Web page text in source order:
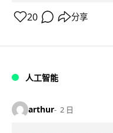
20 分享
人工智能
arthur 2 日